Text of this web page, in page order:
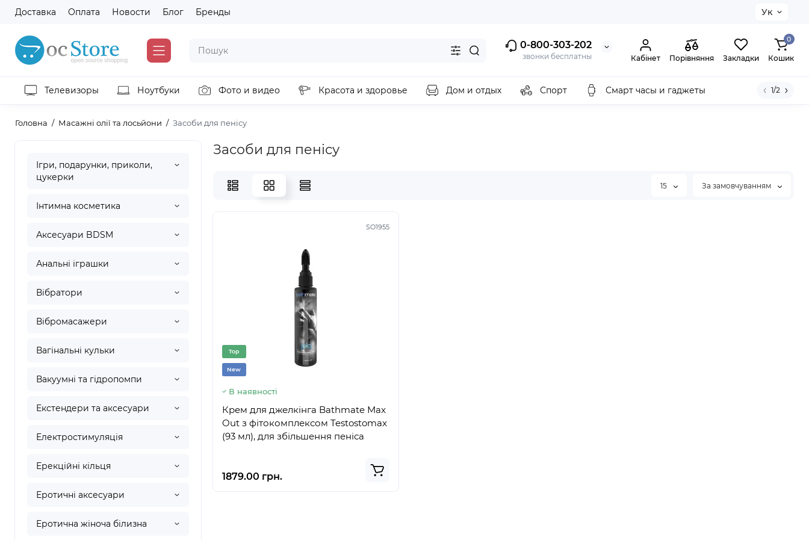
Доставка Оплата Новости Блог Бренды Ук
0-800-303-202
звонки бесплатны Кабінет Порівняння Закладки
0
Кошик
Телевизоры Ноутбуки Фото и видео Красота и здоровье Дом и отдых Спорт Смарт часы и гаджеты 1/2
Головна Масажні олії та лосьйони Засоби для пенісу
Ігри, подарунки, приколи,
цукерки
Інтимна косметика
Аксесуари BDSM
Анальні іграшки
Вібратори
Вібромасажери
Вагінальні кульки
Вакуумні та гідропомпи
Екстендери та аксесуари
Електростимуляція
Ерекційні кільця
Еротичні аксесуари
Еротична жіноча білизна
Засоби для пенісу
15 За замовчуванням
SO1955
Top
New
В наявності
Крем для джелкінга Bathmate Max
Out з фітокомплексом Testostomax
(93 мл), для збільшення пеніса
1879.00 грн.